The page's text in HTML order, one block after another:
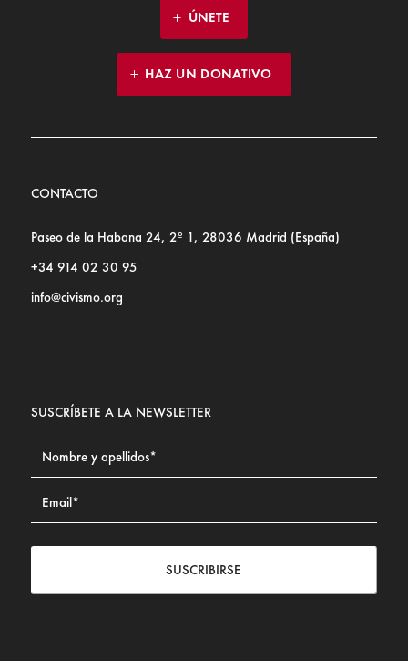
ÚNETE
HAZ UN DONATIVO
CONTACTO
Paseo de la Habana 24, 2º 1, 28036 Madrid (España)
+34 914 02 30 95
info@civismo.org
SUSCRÍBETE A LA NEWSLETTER
SUSCRIBIRSE